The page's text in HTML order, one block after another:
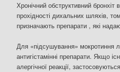
Хронічний обструктивний
прохідності дихальних шляхів,
призначають препарати , які
Для «підсушування» мокротиння
антигістамінні препарати. Якщо
алергічної реакції,